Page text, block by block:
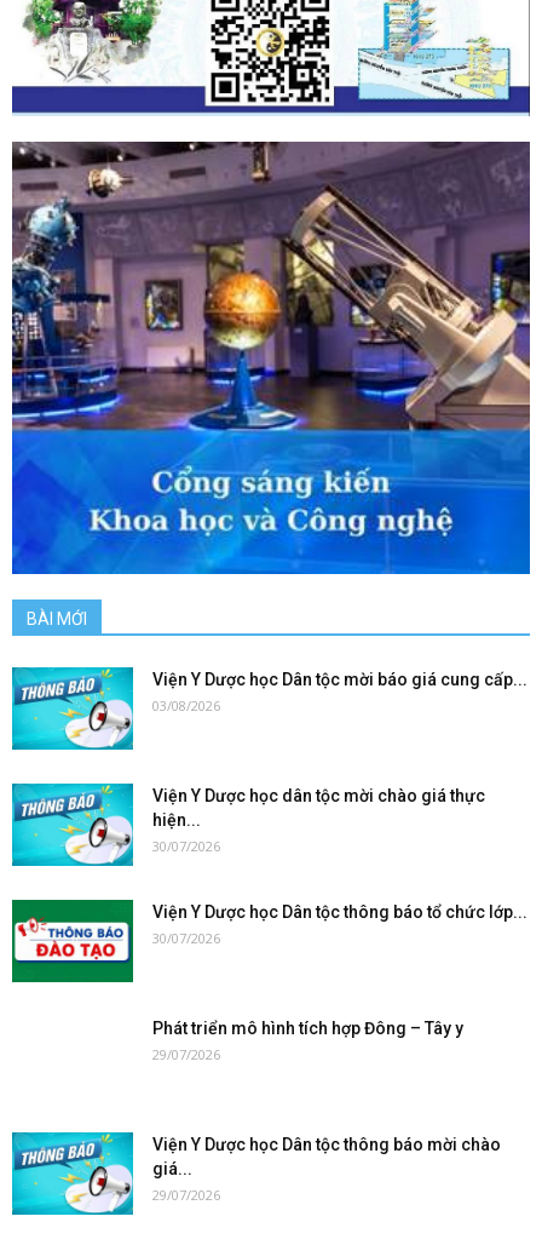
BÀI MỚI
Viện Y Dược học Dân tộc mời báo giá cung cấp...
03/08/2026
Viện Y Dược học dân tộc mời chào giá thực
hiện...
30/07/2026
Viện Y Dược học Dân tộc thông báo tổ chức lớp...
30/07/2026
Phát triển mô hình tích hợp Đông – Tây y
29/07/2026
Viện Y Dược học Dân tộc thông báo mời chào
giá...
29/07/2026